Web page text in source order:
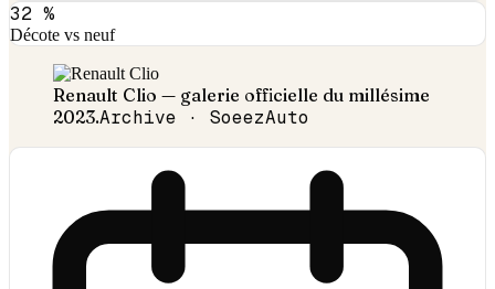
32 %
Décote vs neuf
Renault Clio — galerie officielle du millésime
2023.Archive · SoeezAuto